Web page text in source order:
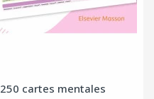
cartes mentales